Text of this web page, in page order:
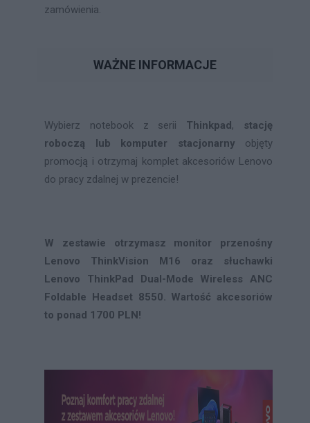
zamówienia.
WAŻNE INFORMACJE
Wybierz notebook z serii Thinkpad , stację
roboczą lub komputer stacjonarny objęty
promocją i otrzymaj komplet akcesoriów Lenovo
do pracy zdalnej w prezencie!
W zestawie otrzymasz monitor przenośny
Lenovo ThinkVision M16 oraz słuchawki
Lenovo ThinkPad Dual-Mode Wireless ANC
Foldable Headset 8550. Wartość akcesoriów
to ponad 1700 PLN!